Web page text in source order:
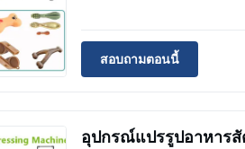
สอบถามตอนนี้
อุปกรณ์แปรรูปอาหารสั